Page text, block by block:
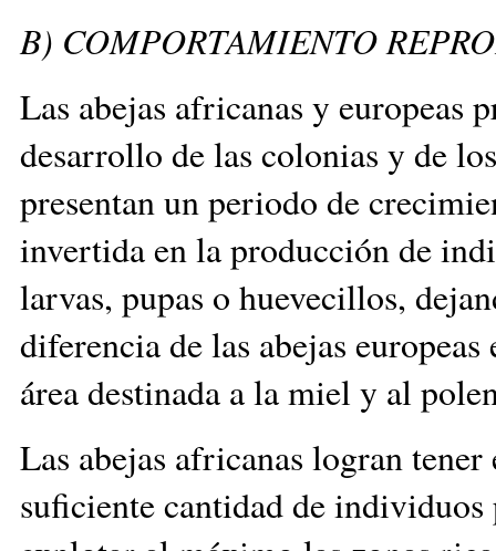
B) COMPORTAMIENTO
Las abejas africanas y europeas
desarrollo de las colonias y de
presentan un periodo de
invertida en la producción de
larvas, pupas o huevecillos,
diferencia de las abejas
área destinada a la miel y al
Las abejas africanas logran
suficiente cantidad de